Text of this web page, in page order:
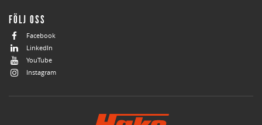
FÖLJ OSS
Facebook
LinkedIn
YouTube
Instagram